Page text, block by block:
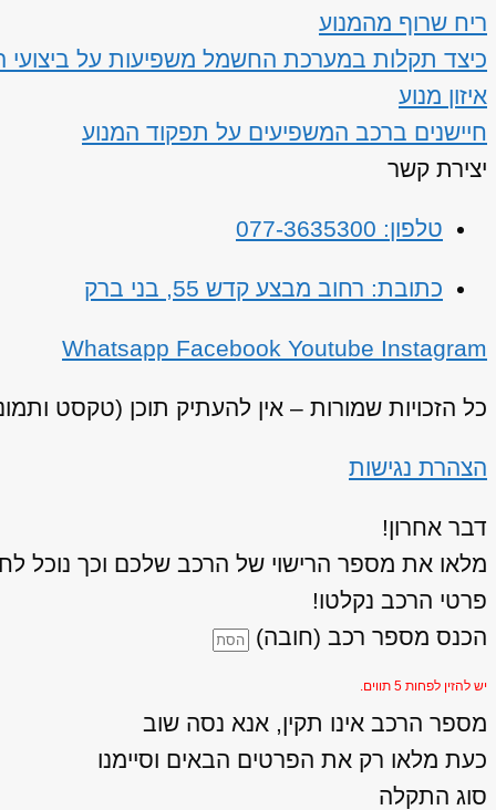
ריח שרוף מהמנוע
כיצד תקלות במערכת החשמל משפיעות על ביצועי
איזון מנוע
חיישנים ברכב המשפיעים על תפקוד המנוע
יצירת קשר
טלפון: 077-3635300
כתובת: רחוב מבצע קדש 55, בני ברק
Whatsapp Facebook Youtube Instagram
כל הזכויות שמורות – אין להעתיק תוכן (טקסט
הצהרת נגישות
דבר אחרון!
מלאו את מספר הרישוי של הרכב שלכם וכך נוכל
פרטי הרכב נקלטו!
הכנס מספר רכב (חובה)
יש להזין לפחות 5 תווים.
מספר הרכב אינו תקין, אנא נסה שוב
כעת מלאו רק את הפרטים הבאים וסיימנו
סוג התקלה